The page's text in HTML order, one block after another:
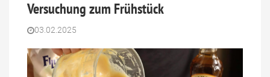
Versuchung zum Frühstück
03.02.2025